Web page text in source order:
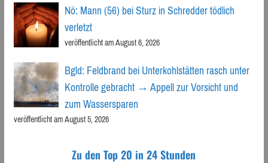
Nö: Mann (56) bei Sturz in Schredder tödlich
verletzt
veröffentlicht am August 6, 2026
Bgld: Feldbrand bei Unterkohlstätten rasch unter
Kontrolle gebracht → Appell zur Vorsicht und
zum Wassersparen
veröffentlicht am August 5, 2026
Zu den Top 20 in 24 Stunden